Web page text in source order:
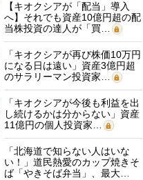
【キオクシアが「配当」導入
へ】それでも資産10億円超の配
当株投資の達人が「買…
「キオクシアが再び株価10万円
になる日は遠い」資産3億円超
のサラリーマン投資家…
「キオクシアが今後も利益を出
し続けるかは分からない」資産
11億円の個人投資家…
「北海道で知らない人はいな
い！」道民熱愛のカップ焼きそ
ば「やきそば弁当」、最大…